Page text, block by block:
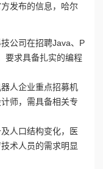
发布的信息，哈尔
公司在招聘Java、P
要求具备扎实的编程
人企业重点招募机
师，需具备相关专
人口结构变化，医
术人员的需求明显